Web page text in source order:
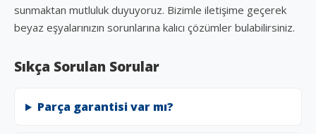
sunmaktan mutluluk duyuyoruz. Bizimle iletişime geçerek
beyaz eşyalarınızın sorunlarına kalıcı çözümler bulabilirsiniz.
Sıkça Sorulan Sorular
Parça garantisi var mı?